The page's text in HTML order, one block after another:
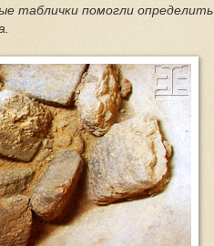
таблички помогли определить